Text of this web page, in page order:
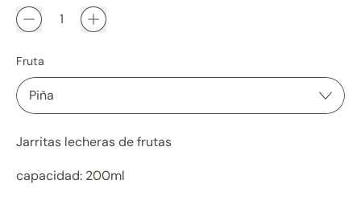
Fruta
Jarritas lecheras de frutas
capacidad: 200ml